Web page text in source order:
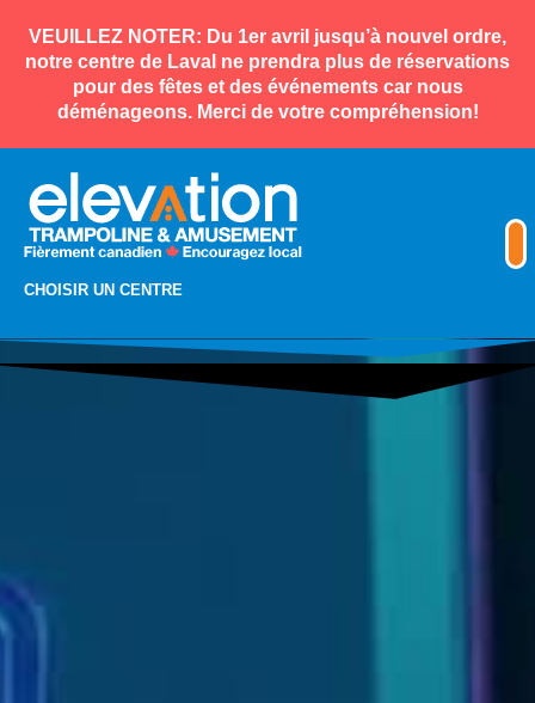
VEUILLEZ NOTER: Du 1er avril jusqu’à nouvel ordre,
notre centre de Laval ne prendra plus de réservations
pour des fêtes et des événements car nous
déménageons. Merci de votre compréhension!
CHOISIR UN CENTRE